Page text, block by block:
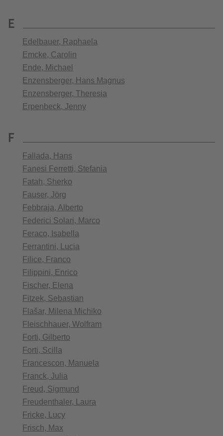
E
Edelbauer, Raphaela
Emcke, Carolin
Ende, Michael
Enzensberger, Hans Magnus
Enzensberger, Theresia
Erpenbeck, Jenny
F
Fallada, Hans
Fanesi Ferretti, Stefania
Fatah, Sherko
Fauser, Jörg
Febbraja, Alberto
Federici Solari, Marco
Feraco, Isabella
Ferrantini, Lucia
Filice, Franco
Filippini, Enrico
Fischer, Elena
Fitzek, Sebastian
Flašar, Milena Michiko
Fleischhauer, Wolfram
Forti, Gilberto
Forti, Scilla
Francescon, Manuela
Franck, Julia
Freud, Sigmund
Freudenthaler, Laura
Fricke, Lucy
Frisch, Max